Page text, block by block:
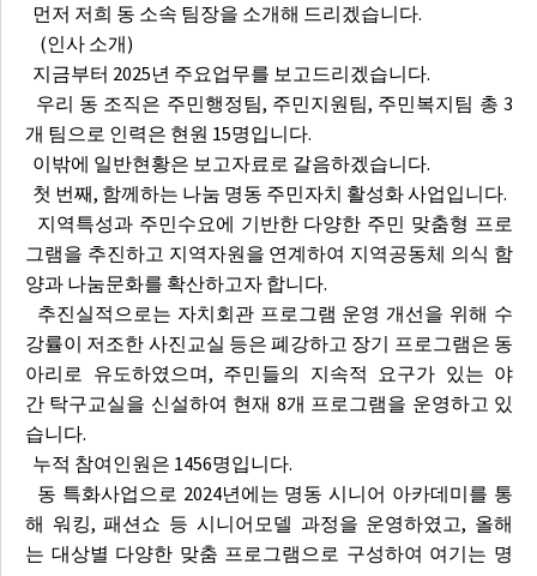
먼저 저희 동 소속 팀장을 소개해 드리겠습니다.
(인사 소개)
지금부터 2025년 주요업무를 보고드리겠습니다.
우리 동 조직은 주민행정팀, 주민지원팀, 주민복지팀 총 3
개 팀으로 인력은 현원 15명입니다.
이밖에 일반현황은 보고자료로 갈음하겠습니다.
첫 번째, 함께하는 나눔 명동 주민자치 활성화 사업입니다.
지역특성과 주민수요에 기반한 다양한 주민 맞춤형 프로
그램을 추진하고 지역자원을 연계하여 지역공동체 의식 함
양과 나눔문화를 확산하고자 합니다.
추진실적으로는 자치회관 프로그램 운영 개선을 위해 수
강률이 저조한 사진교실 등은 폐강하고 장기 프로그램은 동
아리로 유도하였으며, 주민들의 지속적 요구가 있는 야
간 탁구교실을 신설하여 현재 8개 프로그램을 운영하고 있
습니다.
누적 참여인원은 1456명입니다.
동 특화사업으로 2024년에는 명동 시니어 아카데미를 통
해 워킹, 패션쇼 등 시니어모델 과정을 운영하였고, 올해
는 대상별 다양한 맞춤 프로그램으로 구성하여 여기는 명